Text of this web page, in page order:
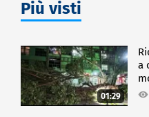
Più visti
01:29
a